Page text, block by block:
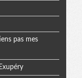
pas mes